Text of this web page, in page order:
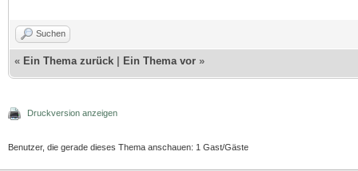
Suchen
« Ein Thema zurück Ein Thema vor »
Druckversion anzeigen
Benutzer, die gerade dieses Thema anschauen: 1 Gast/Gäste